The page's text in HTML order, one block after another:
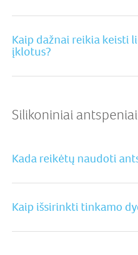
Kaip dažnai reikia keisti
įklotus?
Silikoniniai antspeniai
Kada reikėtų naudoti
Kaip išsirinkti tinkamo